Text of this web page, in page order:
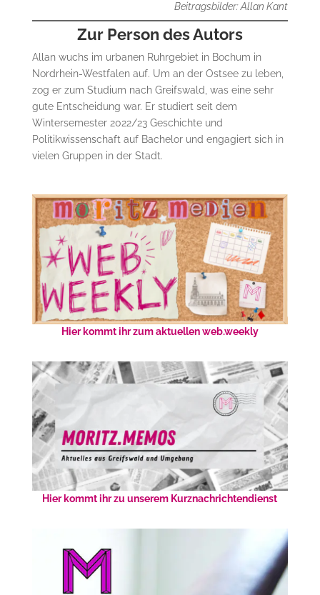
Beitragsbilder: Allan Kant
Zur Person des Autors
Allan wuchs im urbanen Ruhrgebiet in Bochum in
Nordrhein-Westfalen auf. Um an der Ostsee zu leben,
zog er zum Studium nach Greifswald, was eine sehr
gute Entscheidung war. Er studiert seit dem
Wintersemester 2022/23 Geschichte und
Politikwissenschaft auf Bachelor und engagiert sich in
vielen Gruppen in der Stadt.
Hier kommt ihr zum aktuellen web.weekly
Hier kommt ihr zu unserem Kurznachrichtendienst